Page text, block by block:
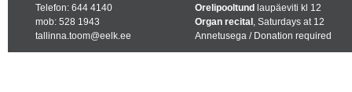
Telefon: 644 4140
mob: 528 1943
tallinna.toom@eelk.ee
Orelipooltund laupäeviti kl 12
Organ recital , Saturdays at 12
Annetusega / Donation required